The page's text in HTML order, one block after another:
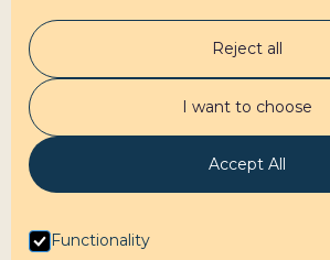
Accompagnement
Mon podcast
Test préparation
À propos
Contact
Contactez-moi
Reject all
I want to choose
Accept All
Functionality